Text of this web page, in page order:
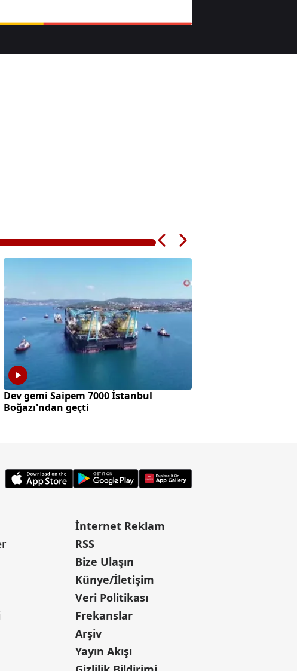
Dev gemi Saipem 7000 İstanbul
Boğazı'ndan geçti
İnternet Reklam
RSS
Bize Ulaşın
Künye/İletişim
Veri Politikası
Frekanslar
Arşiv
Yayın Akışı